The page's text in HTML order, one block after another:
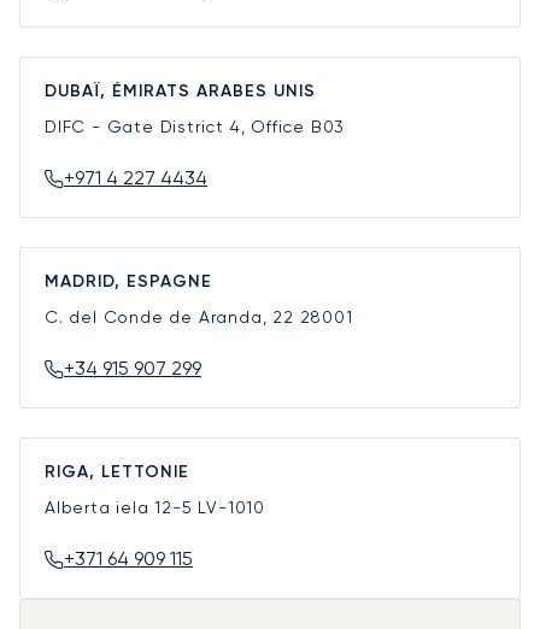
DUBAÏ, ÉMIRATS ARABES UNIS
DIFC - Gate District 4, Office B03
+971 4 227 4434
MADRID, ESPAGNE
C. del Conde de Aranda, 22 28001
+34 915 907 299
RIGA, LETTONIE
Alberta iela 12-5 LV-1010
+371 64 909 115